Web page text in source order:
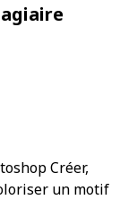
Créer,
un motif